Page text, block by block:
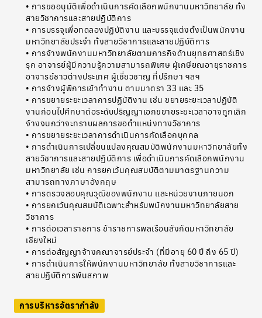
• การขออนุมัติเพื่อดำเนินการคัดเลือกพนักงานมหาวิทยาลัย ทั้ง
สายวิชาการและสายปฏิบัติการ
• การบรรจุเพื่อทดลองปฏิบัติงาน และบรรจุแต่งตั้งเป็นพนักงาน
มหาวิทยาลัยประจำ ทั้งสายวิชาการและสายปฏิบัติการ
• การจ้างพนักงานมหาวิทยาลัยตามภารกิจด้านยุทธศาสตร์เชิง
รุก อาจารย์ผู้มีความรู้ความสามารถพิเศษ ผู้เกษียณอายุราชการ
อาจารย์ชาวต่างประเทศ ผู้เชี่ยวชาญ ที่ปรึกษา ฯลฯ
• การจ้างผู้พิการเข้าทำงาน ตามมาตรา 33 และ 35
• การขยายระยะเวลาการปฏิบัติงาน เช่น ขยายระยะเวลาปฏิบัติ
งานก่อนไปศึกษาต่อระดับปริญญาเอกขยายระยะเวลาอาจถูกเลิก
จ้างจนกว่าจะทราบผลการขอตำแหน่งทางวิชาการ
• การขยายระยะเวลาการดำเนินการคัดเลือกบุคคล
• การดำเนินการเปลี่ยนแปลงคุณสมบัติพนักงานมหาวิทยาลัยทั้ง
สายวิชาการและสายปฏิบัติการ เพื่อดำเนินการคัดเลือกพนักงาน
มหาวิทยาลัย เช่น การยกเว้นคุณสมบัติตามมาตรฐานความ
สามารถทางภาษาอังกฤษ
• การตรวจสอบคุณวุฒิของพนักงาน และหน่วยงานภายนอก
• การยกเว้นคุณสมบัติเฉพาะสำหรับพนักงานมหาวิทยาลัยสาย
วิชาการ
• การต่อเวลาราชการ ข้าราชการพลเรือนสังกัดมหาวิทยาลัย
เชียงใหม่
• การต่อสัญญาจ้างคณาจารย์ประจำ (ที่มีอายุ 60 ปี ถึง 65 ปี)
• การดำเนินการให้พนักงานมหาวิทยาลัย ทั้งสายวิชาการและ
สายปฏิบัติการพ้นสภาพ
การบริหารอัตรากำลัง